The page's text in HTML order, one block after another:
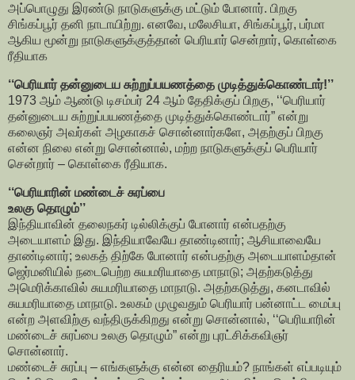
அப்பொழுது இரண்டு நாடுகளுக்கு மட்டும் போனார். பிறகு
சிங்கப்பூர் தனி நாடாயிற்று. எனவே, மலேசியா, சிங்கப்பூர், பர்மா
ஆகிய மூன்று நாடுகளுக்குத்தான் பெரியார் சென்றார், கொள்கை
ரீதியாக
‘‘பெரியார் தன்னுடைய சுற்றுப்பயணத்தை முடித்துக்கொண்டார்!’’
1973 ஆம் ஆண்டு டிசம்பர் 24 ஆம் தேதிக்குப் பிறகு, ‘‘பெரியார்
தன்னுடைய சுற்றுப்பயணத்தை முடித்துக்கொண்டார்” என்று
கலைஞர் அவர்கள் அழகாகச் சொன்னார்களே, அதற்குப் பிறகு
என்ன நிலை என்று சொன்னால், மற்ற நாடுகளுக்குப் பெரியார்
சென்றார் – கொள்கை ரீதியாக.
‘‘பெரியாரின் மண்டைச் சுரப்பை
உலகு தொழும்’’
இந்தியாவின் தலைநகர் டில்லிக்குப் போனார் என்பதற்கு
அடையாளம் இது. இந்தியாவேயே தாண்டினார்; ஆசியாவையே
தாண்டினார்; உலகத் திற்கே போனார் என்பதற்கு அடையாளம்தான்
ஜெர்மனியில் நடைபெற்ற சுயமரியாதை மாநாடு; அதற்கடுத்து
அமெரிக்காவில் சுயமரியாதை மாநாடு. அதற்கடுத்து, கனடாவில்
சுயமரியாதை மாநாடு. உலகம் முழுவதும் பெரியார் பன்னாட்ட மைப்பு
என்ற அளவிற்கு வந்திருக்கிறது என்று சொன்னால், ‘‘பெரியாரின்
மண்டைச் சுரப்பை உலகு தொழும்” என்று புரட்சிக்கவிஞர்
சொன்னார்.
மண்டைச் சுரப்பு – எங்களுக்கு என்ன தைரியம்? நாங்கள் எப்படியும்